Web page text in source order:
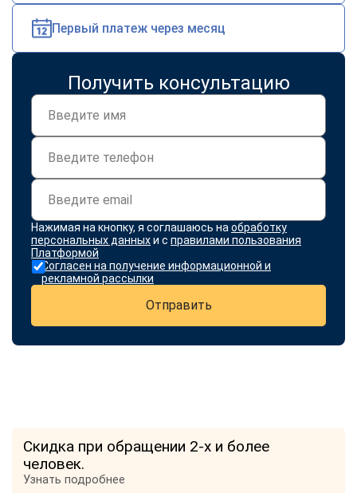
Первый платеж через месяц
Получить консультацию
Нажимая на кнопку, я соглашаюсь на обработку
персональных данныхи с правилами пользования
Платформой
Согласен на получение информационной и
рекламной рассылки
Отправить
Скидка при обращении 2-х и более
человек.
Узнать подробнее